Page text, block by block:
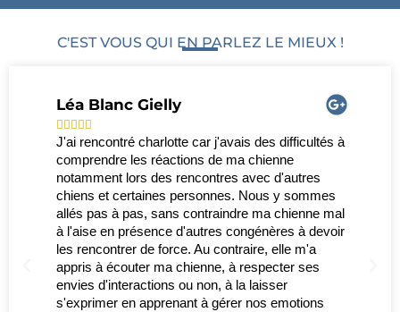
C'EST VOUS QUI EN PARLEZ LE MIEUX !
Léa Blanc Gielly

J'ai rencontré charlotte car j'avais des difficultés à
comprendre les réactions de ma chienne
notamment lors des rencontres avec d'autres
chiens et certaines personnes. Nous y sommes
allés pas à pas, sans contraindre ma chienne mal
à l'aise en présence d'autres congénères à devoir
les rencontrer de force. Au contraire, elle m'a
appris à écouter ma chienne, à respecter ses
envies d'interactions ou non, à la laisser
s'exprimer en apprenant à gérer nos emotions